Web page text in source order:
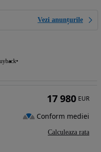
Vezi anunțurile
17 980 EUR
Conform mediei
Calculeaza rata